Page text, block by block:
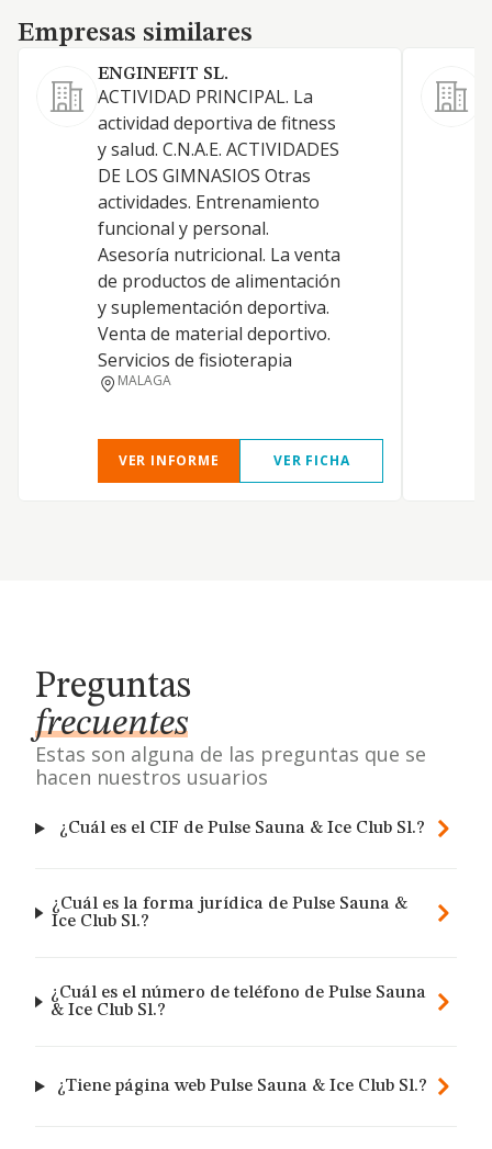
Empresas similares
Empresas similares
ENGINEFIT SL.
ACTIVIDAD PRINCIPAL. La
actividad deportiva de fitness
y salud. C.N.A.E. ACTIVIDADES
DE LOS GIMNASIOS Otras
actividades. Entrenamiento
funcional y personal.
Asesoría nutricional. La venta
de productos de alimentación
y suplementación deportiva.
Venta de material deportivo.
Servicios de fisioterapia
MALAGA
VER INFORME VER FICHA
Preguntas
frecuentes
Estas son alguna de las preguntas que se
hacen nuestros usuarios
¿Cuál es el CIF de Pulse Sauna & Ice Club Sl.?
¿Cuál es la forma jurídica de Pulse Sauna &
Ice Club Sl.?
¿Cuál es el número de teléfono de Pulse Sauna
& Ice Club Sl.?
¿Tiene página web Pulse Sauna & Ice Club Sl.?